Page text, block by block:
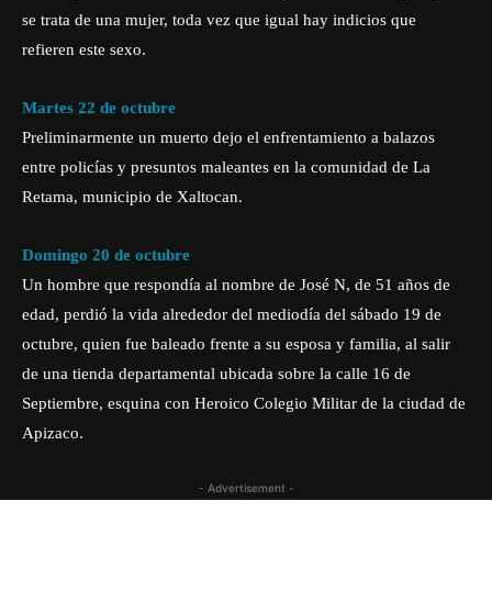
se trata de una mujer, toda vez que igual hay indicios que
refieren este sexo.
Martes 22 de octubre
Preliminarmente un muerto dejo el enfrentamiento a balazos
entre policías y presuntos maleantes en la comunidad de La
Retama, municipio de Xaltocan.
Domingo 20 de octubre
Un hombre que respondía al nombre de José N, de 51 años de
edad, perdió la vida alrededor del mediodía del sábado 19 de
octubre, quien fue baleado frente a su esposa y familia, al salir
de una tienda departamental ubicada sobre la calle 16 de
Septiembre, esquina con Heroico Colegio Militar de la ciudad de
Apizaco.
- Advertisement -